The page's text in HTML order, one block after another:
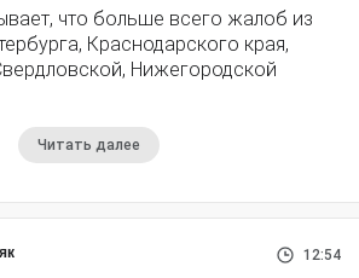
что больше всего жалоб из
Краснодарского края,
Нижегородской
Читать далее
12:54